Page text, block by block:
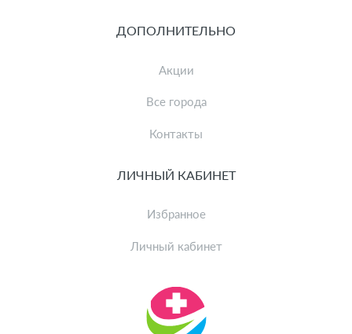
ДОПОЛНИТЕЛЬНО
Акции
Все города
Контакты
ЛИЧНЫЙ КАБИНЕТ
Избранное
Личный кабинет